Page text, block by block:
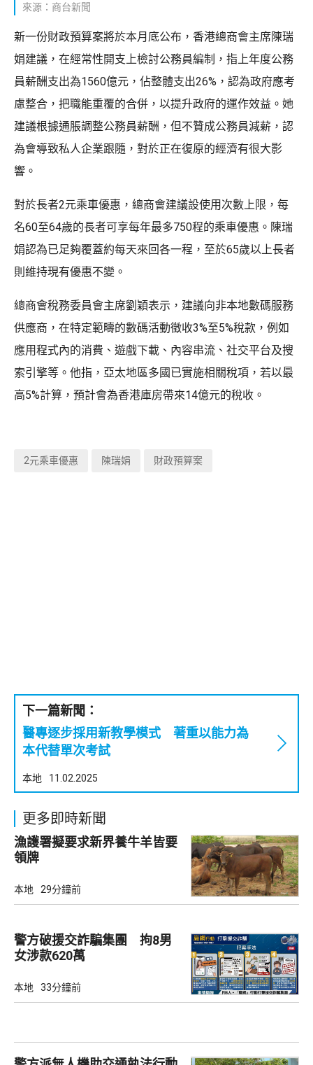
來源：商台新聞
新一份財政預算案將於本月底公布，香港總商會主席陳瑞
娟建議，在經常性開支上檢討公務員編制，指上年度公務
員薪酬支出為1560億元，佔整體支出26%，認為政府應考
慮整合，把職能重覆的合併，以提升政府的運作效益。她
建議根據通脹調整公務員薪酬，但不贊成公務員減薪，認
為會導致私人企業跟隨，對於正在復原的經濟有很大影
響。
對於長者2元乘車優惠，總商會建議設使用次數上限，每
名60至64歲的長者可享每年最多750程的乘車優惠。陳瑞
娟認為已足夠覆蓋約每天來回各一程，至於65歲以上長者
則維持現有優惠不變。
總商會稅務委員會主席劉穎表示，建議向非本地數碼服務
供應商，在特定範疇的數碼活動徵收3%至5%稅款，例如
應用程式內的消費、遊戲下載、內容串流、社交平台及搜
索引擎等。他指，亞太地區多國已實施相關稅項，若以最
高5%計算，預計會為香港庫房帶來14億元的稅收。
2元乘車優惠 陳瑞娟 財政預算案
下一篇新聞：
醫專逐步採用新教學模式 著重以能力為
本代替單次考試
本地 11.02.2025
更多即時新聞
漁護署擬要求新界養牛羊皆要
領牌
本地 29分鐘前
警方破援交詐騙集團 拘8男
女涉款620萬
本地 33分鐘前